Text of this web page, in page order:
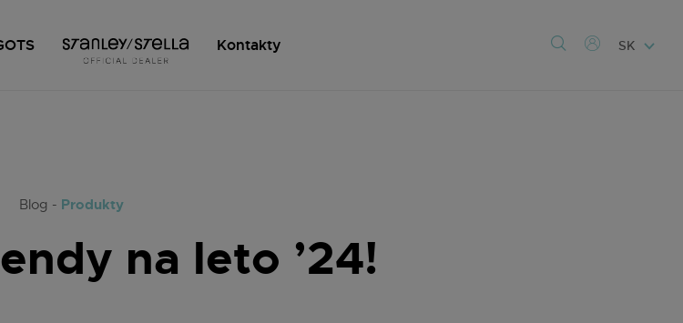
Kontakty SK
Blog - Produkty
na leto ’24!